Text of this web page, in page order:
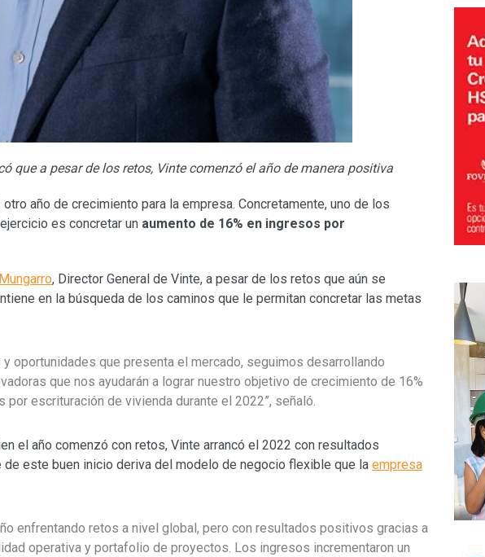
que a pesar de los retos, Vinte comenzó el año de manera positiva
año de crecimiento para la empresa. Concretamente, uno de los
es concretar un aumento de 16% en ingresos por
, Director General de Vinte, a pesar de los retos que aún se
en la búsqueda de los caminos que le permitan concretar las metas
y oportunidades que presenta el mercado, seguimos desarrollando
que nos ayudarán a lograr nuestro objetivo de crecimiento de 16%
por escrituración de vivienda durante el 2022”, señaló.
el año comenzó con retos, Vinte arrancó el 2022 con resultados
este buen inicio deriva del modelo de negocio flexible que la empresa
enfrentando retos a nivel global, pero con resultados positivos gracias a
operativa y portafolio de proyectos. Los ingresos incrementaron un